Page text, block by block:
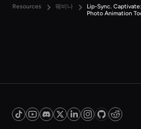
Resources 웨비나
Lip-Sync.
Photo Animation